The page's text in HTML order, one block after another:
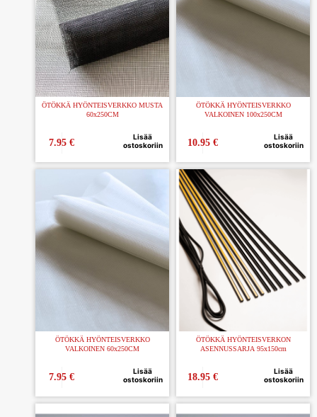
ÖTÖKKÄ HYÖNTEISVERKKO MUSTA
60x250CM
7.95€
Lisää
ostoskoriin
ÖTÖKKÄ HYÖNTEISVERKKO
VALKOINEN 100x250CM
10.95 €
Lisää
ostoskoriin
ÖTÖKKÄ HYÖNTEISVERKKO
VALKOINEN 60x250CM
7.95€
Lisää
ostoskoriin
ÖTÖKKÄ HYÖNTEISVERKON
ASENNUSSARJA 95x150cm
18.95 €
Lisää
ostoskoriin